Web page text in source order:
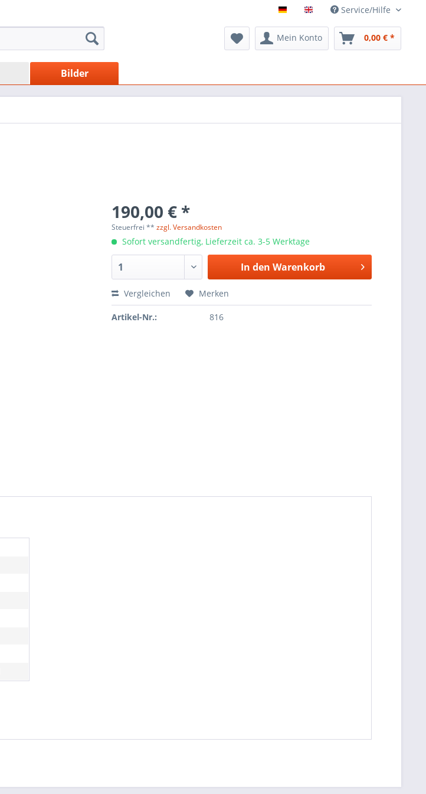
Service/Hilfe
Mein Konto 0,00 € *
Bilder
190,00 € *
Steuerfrei **zzgl. Versandkosten
Sofort versandfertig, Lieferzeit ca. 3-5 Werktage
In den Warenkorb
Vergleichen Merken
Artikel-Nr.: 816